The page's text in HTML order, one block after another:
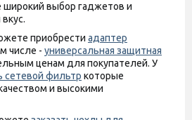
широкий выбор гаджетов и
приобрести адаптер
числе - универсальная защитная
ценам для покупателей. У
сетевой фильтр которые
и высокими